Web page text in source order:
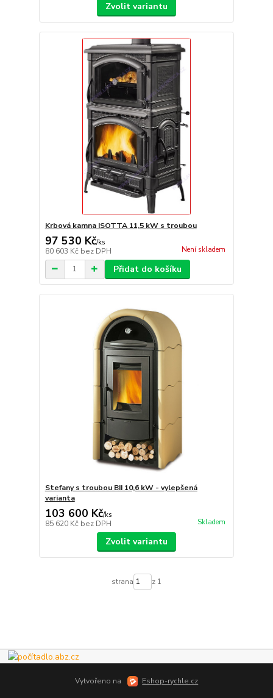
Zvolit variantu
Krbová kamna ISOTTA 11,5 kW s troubou
97 530 Kč/ks
80 603 Kč bez DPH Není skladem
Přidat do košíku
Stefany s troubou BII 10,6 kW - vylepšená
varianta
103 600 Kč/ks
85 620 Kč bez DPH Skladem
Zvolit variantu
strana z 1
Vytvořeno na Eshop-rychle.cz